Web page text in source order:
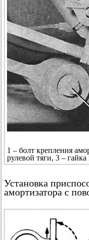
1 – болт крепления
рулевой тяги, 3 –
Установка
амортизатора с